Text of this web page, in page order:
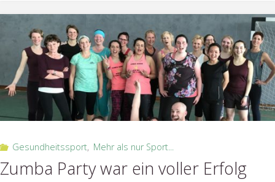
Special"
Gesundheitssport, Mehr als nur Sport...
Zumba Party war ein voller Erfolg